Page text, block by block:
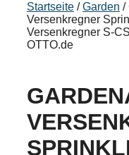
Startseite /Garden /
Versenkregner
Versenkregner S-
OTTO.de